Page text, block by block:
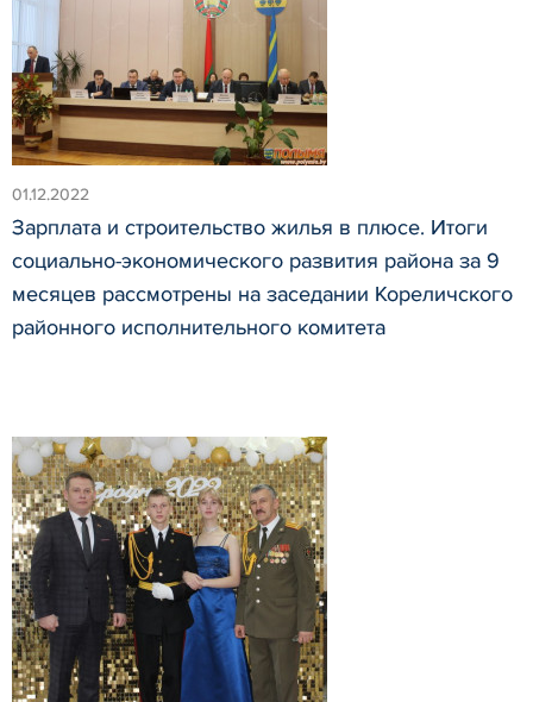
01.12.2022
Зарплата и строительство жилья в плюсе. Итоги
социально-экономического развития района за 9
месяцев рассмотрены на заседании Кореличского
районного исполнительного комитета